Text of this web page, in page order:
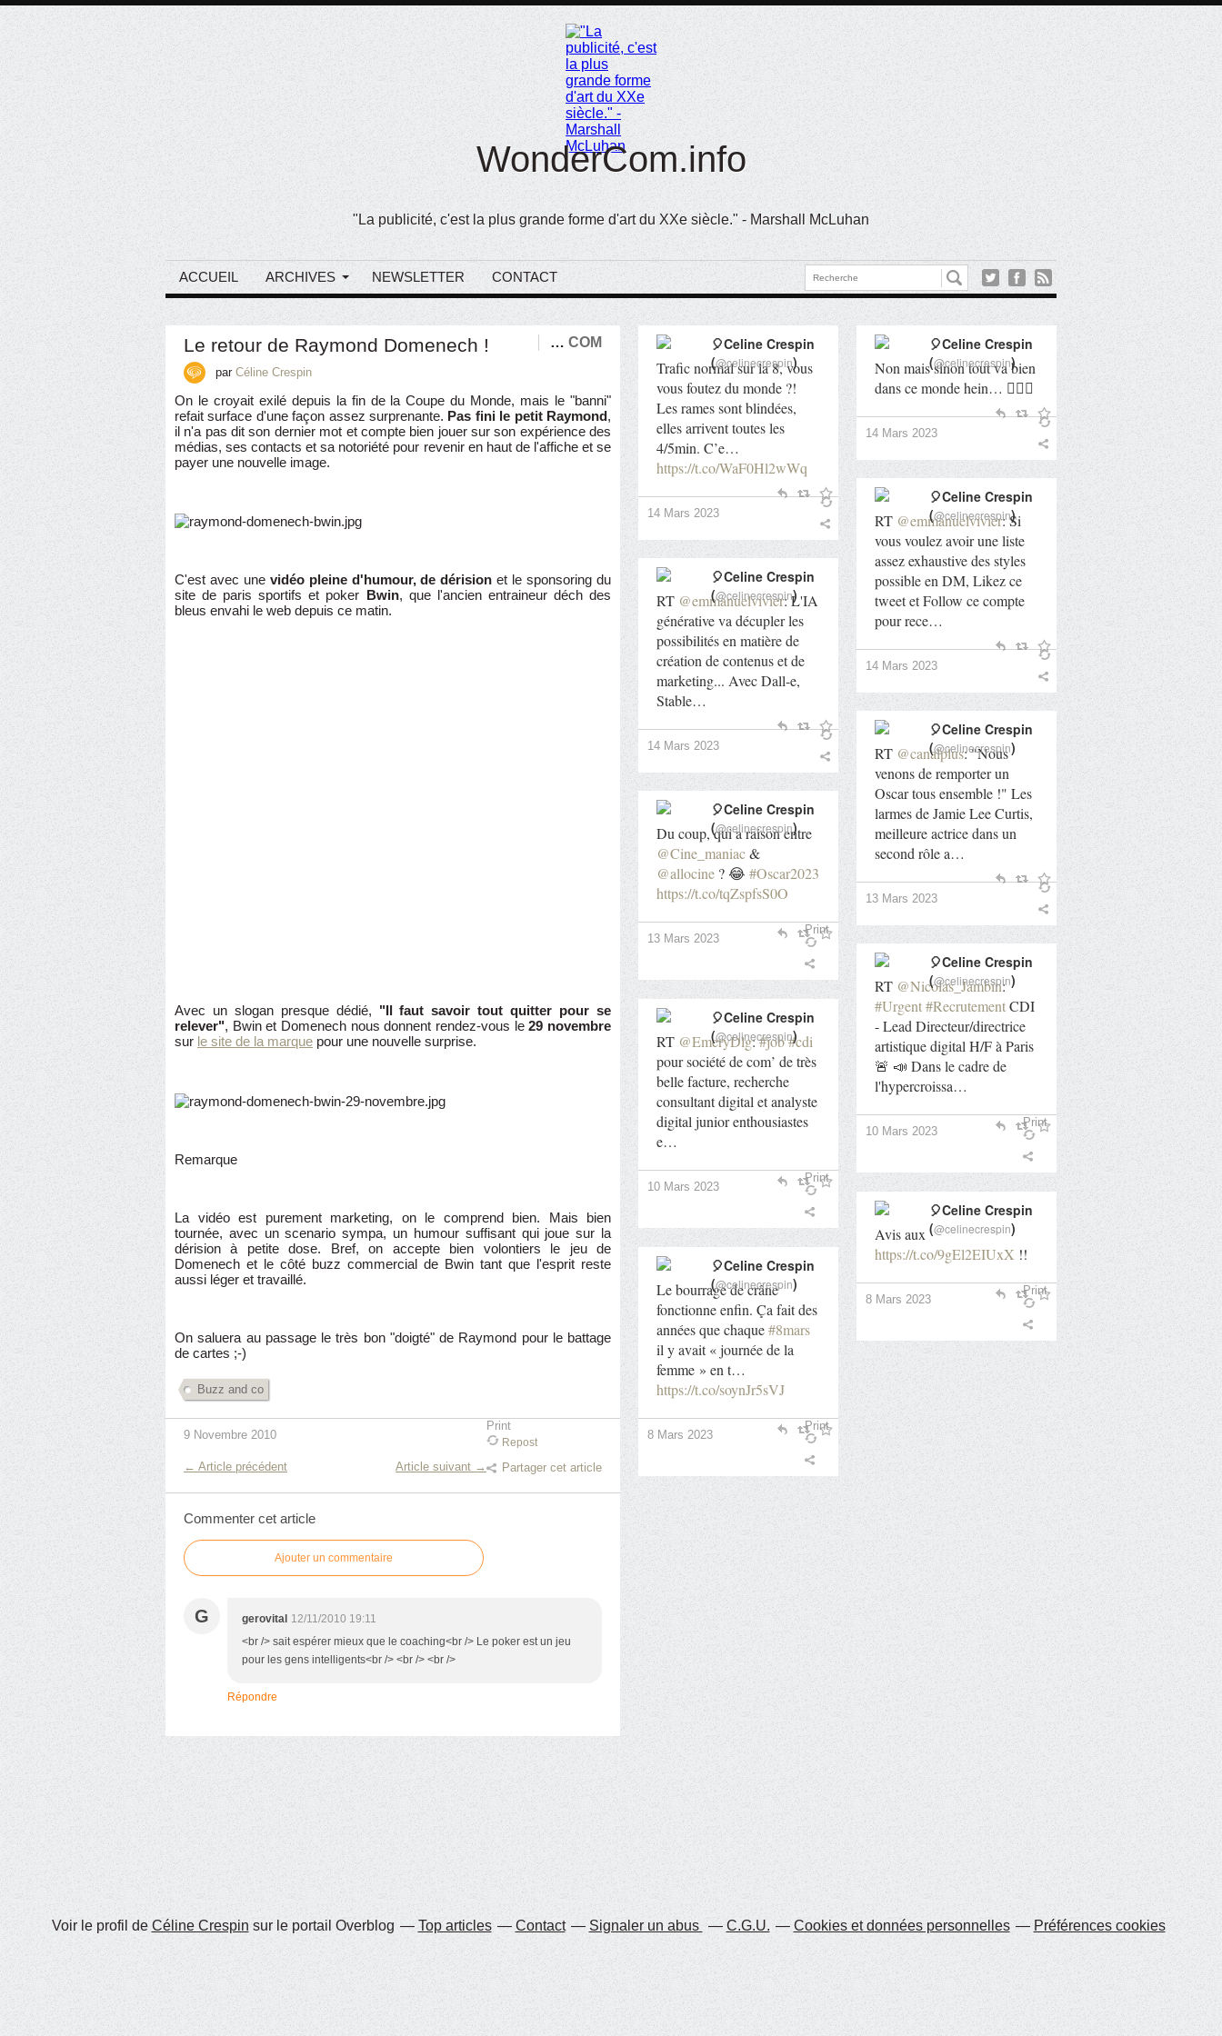
WonderCom.info
"La publicité, c'est la plus grande forme d'art du XXe siècle." - Marshall McLuhan
ACCUEIL ARCHIVES NEWSLETTER CONTACT
Le retour de Raymond Domenech ! … COM
par Céline Crespin
On le croyait exilé depuis la fin de la Coupe du Monde, mais le "banni"
refait surface d'une façon assez surprenante. Pas fini le petit Raymond,
il n'a pas dit son dernier mot et compte bien jouer sur son expérience des
médias, ses contacts et sa notoriété pour revenir en haut de l'affiche et se
payer une nouvelle image.
C'est avec une vidéo pleine d'humour, de dérision et le sponsoring du
site de paris sportifs et poker Bwin, que l'ancien entraineur déch des
bleus envahi le web depuis ce matin.
Avec un slogan presque dédié, "Il faut savoir tout quitter pour se
relever", Bwin et Domenech nous donnent rendez-vous le29 novembre
sur le site de la marque pour une nouvelle surprise.
Remarque
La vidéo est purement marketing, on le comprend bien. Mais bien
tournée, avec un scenario sympa, un humour suffisant qui joue sur la
dérision à petite dose. Bref, on accepte bien volontiers le jeu de
Domenech et le côté buzz commercial de Bwin tant que l'esprit reste
aussi léger et travaillé.
On saluera au passage le très bon "doigté" de Raymond pour le battage
de cartes ;-)
Buzz and co
9 Novembre 2010
Print
Repost
Partager cet article
← Article précédent Article suivant →
Commenter cet article
Ajouter un commentaire
G gerovital 12/11/2010 19:11
<br /> sait espérer mieux que le coaching<br /> Le poker est un jeu
pour les gens intelligents<br /> <br /> <br />
Répondre
Trafic normal sur la 8, vous
vous foutez du monde ?!
Les rames sont blindées,
elles arrivent toutes les
4/5min. C’e…
https://t.co/WaF0Hl2wWq
🎈Celine Crespin
(@celinecrespin)
14 Mars 2023
Non mais sinon tout va bien
dans ce monde hein… 🤦🏻‍♀️
🎈Celine Crespin
(@celinecrespin)
14 Mars 2023
RT @emmanuelvivier: Si
vous voulez avoir une liste
assez exhaustive des styles
possible en DM, Likez ce
tweet et Follow ce compte
pour rece…
🎈Celine Crespin
(@celinecrespin)
14 Mars 2023
RT @emmanuelvivier: L'IA
générative va décupler les
possibilités en matière de
création de contenus et de
marketing... Avec Dall-e,
Stable…
🎈Celine Crespin
(@celinecrespin)
14 Mars 2023 RT @canalplus: "Nous
venons de remporter un
Oscar tous ensemble !" Les
larmes de Jamie Lee Curtis,
meilleure actrice dans un
second rôle a…
🎈Celine Crespin
(@celinecrespin)
13 Mars 2023
Du coup, qui a raison entre
@Cine_maniac&
@allocine ? 😂 #Oscar2023
https://t.co/tqZspfsS0O
🎈Celine Crespin
(@celinecrespin)
13 Mars 2023
Print
RT @Nicolas_Jambin:
#Urgent#RecrutementCDI
- Lead Directeur/directrice
artistique digital H/F à Paris
🚨 📣 Dans le cadre de
l'hypercroissa…
🎈Celine Crespin
(@celinecrespin)
10 Mars 2023
Print
RT @EmeryDlg:#job#cdi
pour société de com’ de très
belle facture, recherche
consultant digital et analyste
digital junior enthousiastes
e…
🎈Celine Crespin
(@celinecrespin)
10 Mars 2023
Print
Avis aux
https://t.co/9gEl2EIUxX !!
🎈Celine Crespin
(@celinecrespin)
8 Mars 2023
Print
Le bourrage de crâne
fonctionne enfin. Ça fait des
années que chaque#8mars
il y avait « journée de la
femme » en t…
https://t.co/soynJr5sVJ
🎈Celine Crespin
(@celinecrespin)
8 Mars 2023
Print
Voir le profil de Céline Crespin sur le portail Overblog Top articles Contact Signaler un abus C.G.U. Cookies et données personnelles Préférences cookies